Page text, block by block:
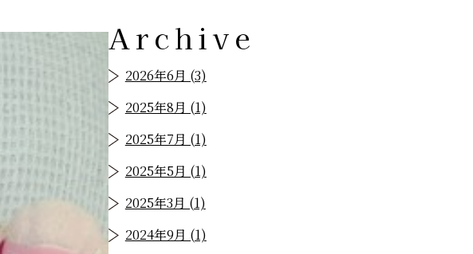
Archive
2026年6月 (3)
2025年8月 (1)
2025年7月 (1)
2025年5月 (1)
2025年3月 (1)
2024年9月 (1)